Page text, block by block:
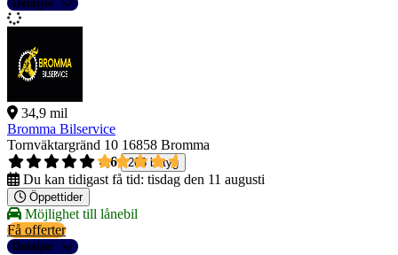
Detaljer
34,9 mil
Bromma Bilservice
Tornväktargränd 10 16858 Bromma
4,6
208 betyg
Du kan tidigast få tid: tisdag den 11 augusti
Öppettider
Möjlighet till lånebil
Få offerter
Detaljer